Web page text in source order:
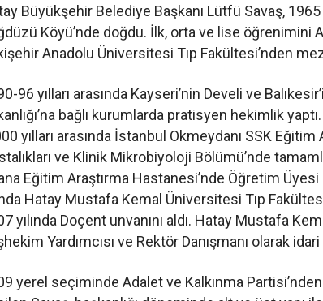
Büyükşehir Belediye Başkanı Lütfü Savaş, 1965
Köyü’nde doğdu. İlk, orta ve lise öğrenimini
Anadolu Üniversitesi Tıp Fakültesi’nden
96 yılları arasında Kayseri’nin Develi ve
bağlı kurumlarda pratisyen hekimlik
yılları arasında İstanbul Okmeydanı SSK
ve Klinik Mikrobiyoloji Bölümü’nde
Eğitim Araştırma Hastanesi’nde Öğretim
Hatay Mustafa Kemal Üniversitesi Tıp
yılında Doçent unvanını aldı. Hatay Mustafa
Yardımcısı ve Rektör Danışmanı olarak
yerel seçiminde Adalet ve Kalkınma Partisi’nden